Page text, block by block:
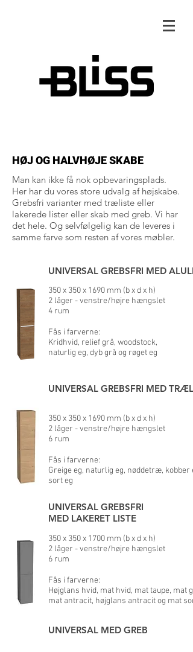
HØJ OG HALVHØJE SKABE
Man kan ikke få nok opbevaringsplads.
Her har du vores store udvalg af højskabe.
Grebsfri varianter med træliste eller
lakerede lister eller skab med greb. Vi har
det hele. Og selvfølgelig kan de leveres i
samme farve som resten af vores møbler.
UNIVERSAL GREBSFRI MED
350 x 350 x 1690 mm (b x d x h)
2 låger - venstre/højre hængslet
4 rum
Fås i farverne:
Kridhvid, relief grå, woodstock,
naturlig eg, dyb grå og røget eg
350 x 350 x 1690 mm (b x d x h)
2 låger - venstre/højre hængslet
6 rum
Fås i farverne:
Greige eg, naturlig eg, nøddetræ, kobber
sort eg
UNIVERSAL GREBSFRI MED
350 x 350 x 1700 mm (b x d x h)
2 låger - venstre/højre hængslet
6 rum
Fås i farverne:
Højglans hvid, mat hvid, mat taupe, mat
mat antracit, højglans antracit og mat sort
UNIVERSAL GREBSFRI
MED LAKERET LISTE
UNIVERSAL MED GREB